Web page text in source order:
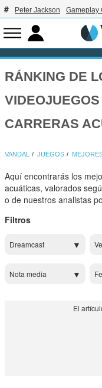
Peter Jackson Gameplay
RÁNKING DE
CARRERAS
VANDAL JUEGOS
Aquí encontrarás los
acuáticas, valorados
o de nuestros analistas
Filtros
Dreamcast
Nota media